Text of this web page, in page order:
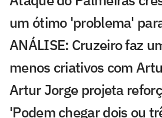
um ótimo 'problema'
ANÁLISE: Cruzeiro faz
menos criativos com
Artur Jorge projeta
'Podem chegar dois ou